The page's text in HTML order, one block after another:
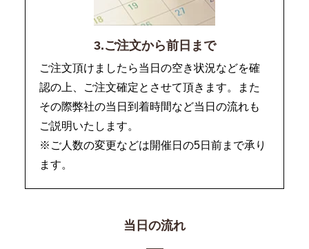
3.ご注文から前日まで
ご注文頂けましたら当日の空き状況などを確
認の上、ご注文確定とさせて頂きます。また
その際弊社の当日到着時間など当日の流れも
ご説明いたします。
※ご人数の変更などは開催日の5日前まで承り
ます。
当日の流れ